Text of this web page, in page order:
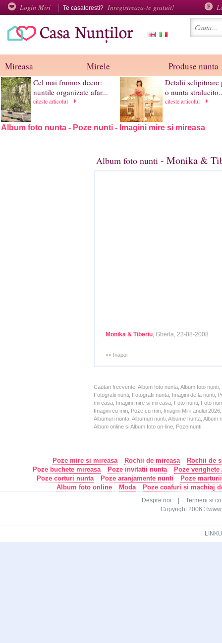
Login Miri Te casatoresti? Inregistreaza-te gratuit!
Mireasa Mirele Produse nunta
Cel mai frumos decor:
nuntile organizate afar...
citeste articolul
Detalii sclipitoare
o nunta
citeste articolul
Album foto nunta - Poze nunti - Imagini mire si mireasa
Album foto nunti - Monika &
Monika & Tiberiu, Gherla, 23-08-2008
<< Inapoi
Cautari frecvente: Album foto nunta, Album foto
Fotografii nunti, Fotografii nunta, Imagini de la nunti,
mireasa, Imagini mire si mireasa, Foto nunti, Foto
Imagini cu miri, Poze cu miri, Imagini Mirii anului
Albumuri nunta, Albumuri nunti, Albume nunta,
Album online si Album foto on-line, Poze nunti.
Poze mire si mireasa Rochii de mireasa
Rochii de
Poze buchete mireasa
Poze invitatii nunta
Poze
Poze corturi nunta
Poze aranjamente nunti
Poze
Album foto online
Moda Poze coafuri si machiaj
Despre noi
Termeni si
Copyright 2006